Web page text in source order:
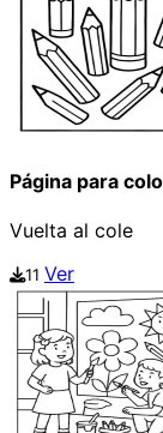
Página para
Vuelta al cole
11 Ver